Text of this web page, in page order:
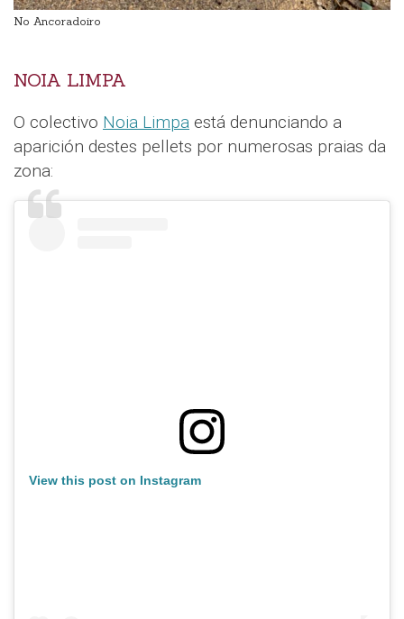
No Ancoradoiro
NOIA LIMPA
O colectivo Noia Limpa está denunciando a
aparición destes pellets por numerosas praias da
zona:
View this post on Instagram